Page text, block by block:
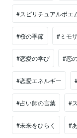
#スピリチュアルポエ
#桜の季節 #ミモ
#恋愛の学び #恋
#恋愛エネルギー
#占い師の言葉 #
#未来をひらく #